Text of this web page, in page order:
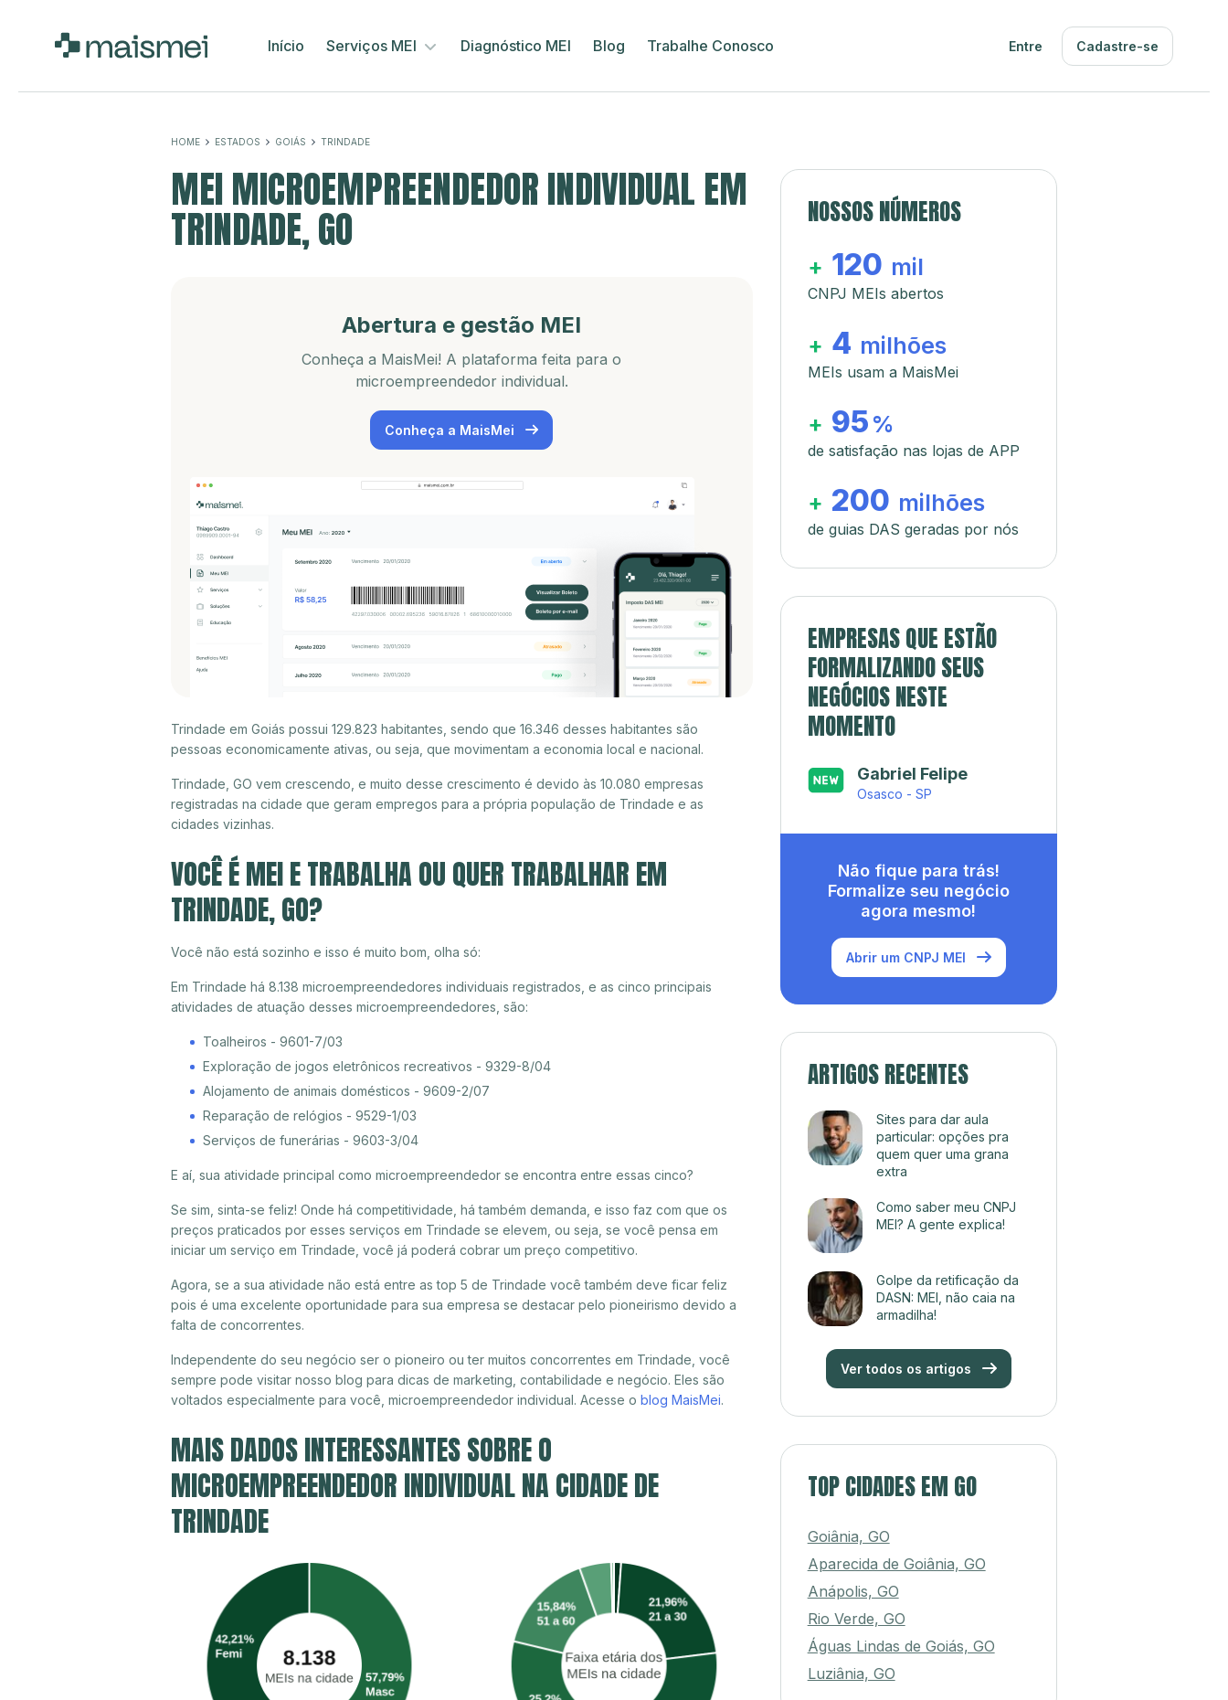
Início Serviços MEI Diagnóstico MEI Blog Trabalhe Conosco Entre Cadastre-se
HOME ESTADOS GOIÁS TRINDADE
MEI MICROEMPREENDEDOR INDIVIDUAL EM
TRINDADE, GO
Abertura e gestão MEI
Conheça a MaisMei! A plataforma feita para o
microempreendedor individual.
Conheça a MaisMei
Trindade em Goiás possui 129.823 habitantes, sendo que 16.346 desses habitantes são
pessoas economicamente ativas, ou seja, que movimentam a economia local e nacional.
Trindade, GO vem crescendo, e muito desse crescimento é devido às 10.080 empresas
registradas na cidade que geram empregos para a própria população de Trindade e as
cidades vizinhas.
VOCÊ É MEI E TRABALHA OU QUER TRABALHAR EM
TRINDADE, GO?
Você não está sozinho e isso é muito bom, olha só:
Em Trindade há 8.138 microempreendedores individuais registrados, e as cinco principais
atividades de atuação desses microempreendedores, são:
Toalheiros - 9601-7/03
Exploração de jogos eletrônicos recreativos - 9329-8/04
Alojamento de animais domésticos - 9609-2/07
Reparação de relógios - 9529-1/03
Serviços de funerárias - 9603-3/04
E aí, sua atividade principal como microempreendedor se encontra entre essas cinco?
Se sim, sinta-se feliz! Onde há competitividade, há também demanda, e isso faz com que os
preços praticados por esses serviços em Trindade se elevem, ou seja, se você pensa em
iniciar um serviço em Trindade, você já poderá cobrar um preço competitivo.
Agora, se a sua atividade não está entre as top 5 de Trindade você também deve ficar feliz
pois é uma excelente oportunidade para sua empresa se destacar pelo pioneirismo devido a
falta de concorrentes.
Independente do seu negócio ser o pioneiro ou ter muitos concorrentes em Trindade, você
sempre pode visitar nosso blog para dicas de marketing, contabilidade e negócio. Eles são
voltados especialmente para você, microempreendedor individual. Acesse o blog MaisMei.
MAIS DADOS INTERESSANTES SOBRE O
MICROEMPREENDEDOR INDIVIDUAL NA CIDADE DE
TRINDADE
NOSSOS NÚMEROS
+ 120 mil
CNPJ MEIs abertos
+ 4 milhões
MEIs usam a MaisMei
+ 95 %
de satisfação nas lojas de APP
+ 200 milhões
de guias DAS geradas por nós
EMPRESAS QUE ESTÃO
FORMALIZANDO SEUS
NEGÓCIOS NESTE
MOMENTO
Gabriel Felipe
Osasco - SP
Não fique para trás!
Formalize seu negócio
agora mesmo!
Abrir um CNPJ MEI
ARTIGOS RECENTES
Sites para dar aula
particular: opções pra
quem quer uma grana
extra
Como saber meu CNPJ
MEI? A gente explica!
Golpe da retificação da
DASN: MEI, não caia na
armadilha!
Ver todos os artigos
TOP CIDADES EM GO
Goiânia, GO
Aparecida de Goiânia, GO
Anápolis, GO
Rio Verde, GO
Águas Lindas de Goiás, GO
Luziânia, GO